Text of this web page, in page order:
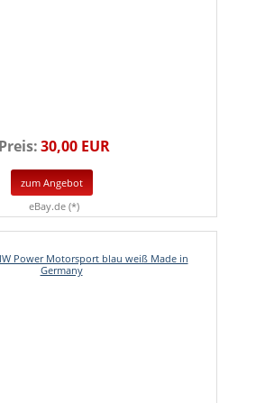
Preis:30,00 EUR
zum Angebot
eBay.de (*)